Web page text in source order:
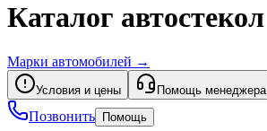
Каталог автостекол
Марки автомобилей →
Условия и цены Помощь менеджера
Позвонить Помощь